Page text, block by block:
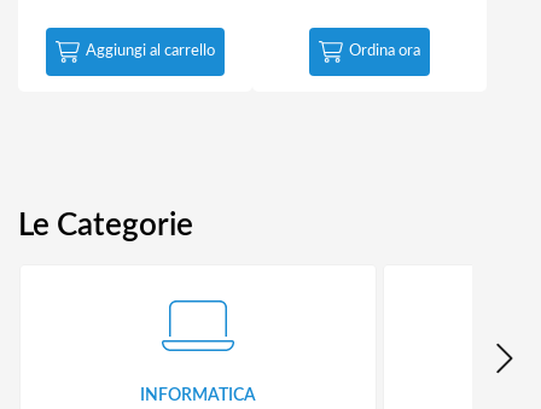
Aggiungi al carrello Ordina ora
Le Categorie
INFORMATICA